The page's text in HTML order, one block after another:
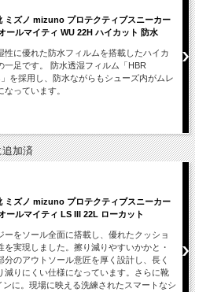
ミズノ mizuno プロテクティブスニーカー
ールマイティ WU 22H ハイカット 防水
性に優れた防水フィルムを搭載したハイカ
一足です。 防水透湿フィルム「HBR
を採用し、防水ながらもシューズ内がムレ
なっています。
追加済
ミズノ mizuno プロテクティブスニーカー
ールマイティ LS III 22L ローカット
ーをソール全面に搭載し、優れたクッショ
を実現しました。擦り減りやすいかかと・
分のアウトソール意匠を厚く設計し、長く
減りにくい仕様になっています。さらに靴
に。現場に映える洗練されたスマートなシ